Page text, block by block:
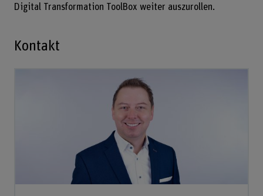
Digital Transformation ToolBox weiter auszurollen.
Kontakt